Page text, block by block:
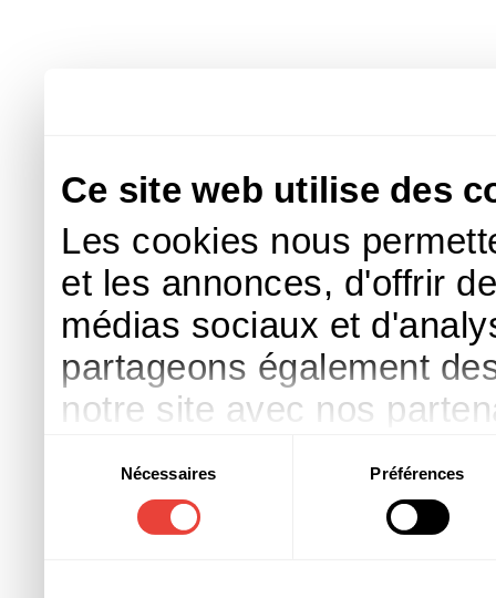
Ce site web utilise des
Les cookies nous
et les annonces, d'offrir
médias sociaux et
partageons également
notre site avec nos
d'autres informations
ont collectées lors de
consentement
Nécessaires Préférences